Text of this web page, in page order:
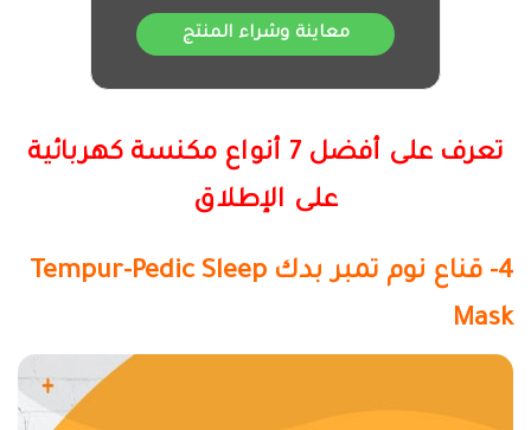
معاينة وشراء المنتج
تعرف على أفضل 7 أنواع مكنسة كهربائية
على الإطلاق
4- قناع نوم تمبر بدك Tempur-Pedic Sleep
Mask